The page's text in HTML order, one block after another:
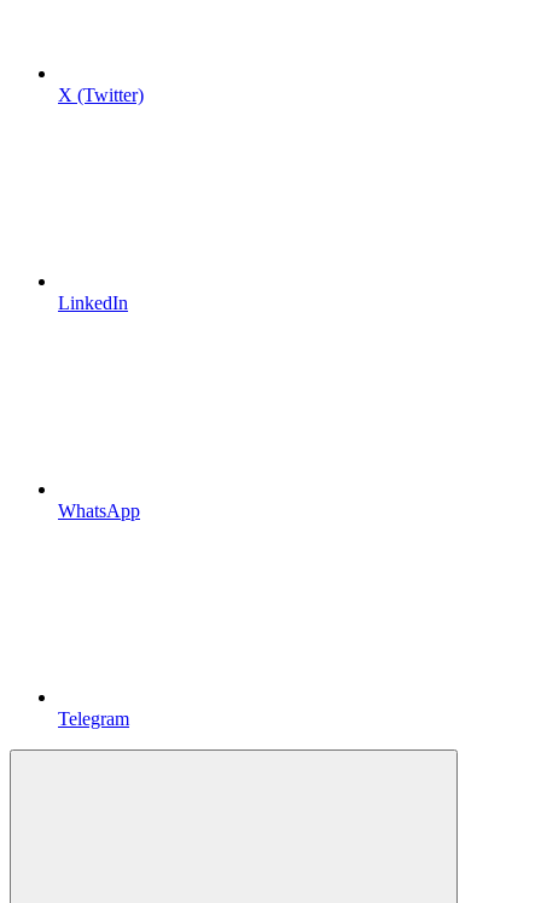
X (Twitter)
LinkedIn
WhatsApp
Telegram